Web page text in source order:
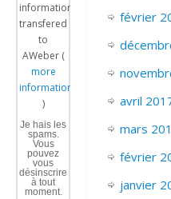
information
transfered
to
AWeber (
more
information
)
Je hais les
spams.
Vous
pouvez
vous
désinscrire
à tout
moment.
février
avril
mars
février
janvier